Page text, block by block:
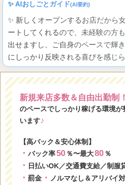
✨ AIおしごとガイド(AI要約)
✨ 新しくオープンするお店だから
ートしてくれるので、未経験の方
出せますし、ご自身のペースで輝
にしっかり反映される喜びを感じら
新規来店多数＆自由出勤制
のペースでしっかり稼げる環境が
います♪
【高バック＆安心体制】
・ バック率50 ％〜最大80 ％
・ 日払いOK／交通費支給／制服
・ 罰金・ ノルマなし＆アリバイ